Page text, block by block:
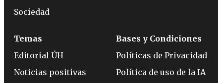
Sociedad
Temas
Editorial ÚH
Noticias positivas
Bases y Condiciones
Políticas de Privacidad
Política de uso de la IA